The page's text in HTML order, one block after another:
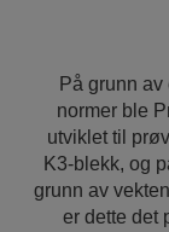
På grunn
normer ble
utviklet til
K3-blekk, og
grunn av
er dette det